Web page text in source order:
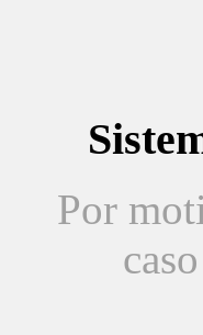
Por